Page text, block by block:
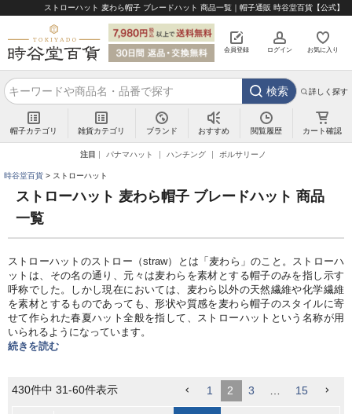
ストローハット 麦わら帽子 ブレードハット 商品一覧｜帽子通販 時谷堂百貨【公式】
会員登録 ログイン お気に入り
検索 詳しく探す
帽子カテゴリ 雑貨カテゴリ ブランド おすすめ 閲覧履歴 カート確認
注目 パナマハット ハンチング ボルサリーノ
時谷堂百貨 ストローハット
ストローハット 麦わら帽子 ブレードハット 商品
一覧
ストローハットのストロー（straw）とは「麦わら」のこと。ストローハ
ットは、その名の通り、元々は麦わらを素材とする帽子のみを指し示す
呼称でした。しかし現在においては、麦わら以外の天然繊維や化学繊維
を素材とするものであっても、形状や質感を麦わら帽子のスタイルに寄
せて作られた春夏ハット全般を指して、ストローハットという名称が用
いられるようになっています。
続きを読む
430件中 31-60件表示 1 2 3 … 15